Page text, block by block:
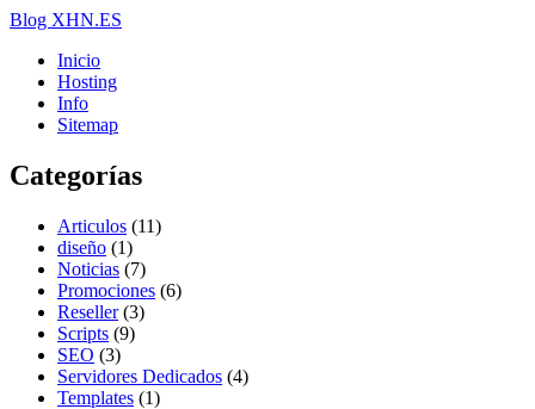
Blog XHN.ES
Inicio
Hosting
Info
Sitemap
Categorías
Articulos (11)
diseño (1)
Noticias (7)
Promociones (6)
Reseller(3)
Scripts (9)
SEO (3)
Servidores Dedicados (4)
Templates (1)